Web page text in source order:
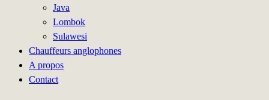
Java
Lombok
Sulawesi
Chauffeurs anglophones
A propos
Contact